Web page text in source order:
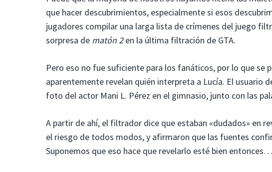
que hacer descubrimientos, especialmente si esos
jugadores compilar una larga lista de crímenes del juego
sorpresa de matón 2en la última filtración de GTA.
Pero eso no fue suficiente para los fanáticos, por lo que se
aparentemente revelan quién interpreta a Lucía. El usuario
foto del actor Mani L. Pérez en el gimnasio, junto con las
A partir de ahí, el filtrador dice que estaban «dudados» en
el riesgo de todos modos, y afirmaron que las fuentes
Suponemos que eso hace que revelarlo esté bien entonces…